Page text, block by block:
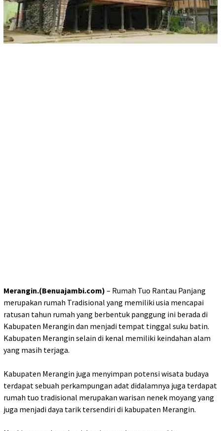
Merangin.(Benuajambi.com) – Rumah Tuo Rantau Panjang
merupakan rumah Tradisional yang memiliki usia mencapai
ratusan tahun rumah yang berbentuk panggung ini berada di
Kabupaten Merangin dan menjadi tempat tinggal suku batin.
Kabupaten Merangin selain di kenal memiliki keindahan alam
yang masih terjaga.
Kabupaten Merangin juga menyimpan potensi wisata budaya
terdapat sebuah perkampungan adat didalamnya juga terdapat
rumah tuo tradisional merupakan warisan nenek moyang yang
juga menjadi daya tarik tersendiri di kabupaten Merangin.